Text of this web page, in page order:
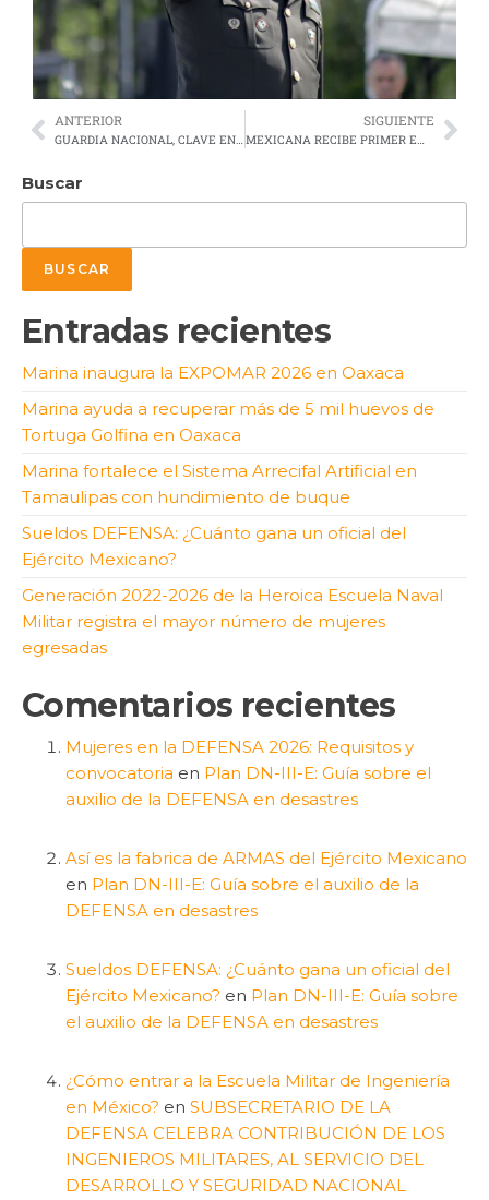
ANTERIOR
GUARDIA NACIONAL, CLAVE EN LA REDUCCIÓN DEL HOMICIDIO DOLOSO: SHEINBAUM
SIGUIENTE
MEXICANA RECIBE PRIMER EMBRAER E195 E2, DE UN TOTAL DE 20 ADQUIRIDOS PARA MODERNIZAR SU FLOTA
Buscar
BUSCAR
Entradas recientes
Marina inaugura la EXPOMAR 2026 en Oaxaca
Marina ayuda a recuperar más de 5 mil huevos de
Tortuga Golfina en Oaxaca
Marina fortalece el Sistema Arrecifal Artificial en
Tamaulipas con hundimiento de buque
Sueldos DEFENSA: ¿Cuánto gana un oficial del
Ejército Mexicano?
Generación 2022-2026 de la Heroica Escuela Naval
Militar registra el mayor número de mujeres
egresadas
Comentarios recientes
Mujeres en la DEFENSA 2026: Requisitos y
convocatoria en Plan DN-III-E: Guía sobre el
auxilio de la DEFENSA en desastres
Así es la fabrica de ARMAS del Ejército Mexicano
en Plan DN-III-E: Guía sobre el auxilio de la
DEFENSA en desastres
Sueldos DEFENSA: ¿Cuánto gana un oficial del
Ejército Mexicano? en Plan DN-III-E: Guía sobre
el auxilio de la DEFENSA en desastres
¿Cómo entrar a la Escuela Militar de Ingeniería
en México? en SUBSECRETARIO DE LA
DEFENSA CELEBRA CONTRIBUCIÓN DE LOS
INGENIEROS MILITARES, AL SERVICIO DEL
DESARROLLO Y SEGURIDAD NACIONAL